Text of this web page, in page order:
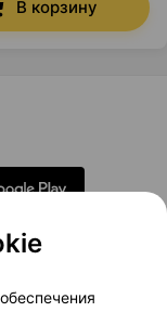
В корзину